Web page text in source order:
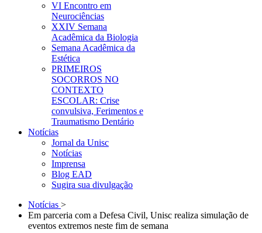
VI Encontro em
Neurociências
XXIV Semana
Acadêmica da Biologia
Semana Acadêmica da
Estética
PRIMEIROS
SOCORROS NO
CONTEXTO
ESCOLAR: Crise
convulsiva, Ferimentos e
Traumatismo Dentário
Notícias
Jornal da Unisc
Notícias
Imprensa
Blog EAD
Sugira sua divulgação
Notícias >
Em parceria com a Defesa Civil, Unisc realiza simulação de
eventos extremos neste fim de semana